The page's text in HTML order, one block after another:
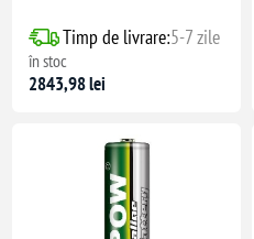
Timp de livrare:5-7 zile
în stoc
2843,98 lei